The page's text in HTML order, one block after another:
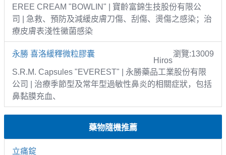
EREE CREAM "BOWLIN" | 寶齡富錦生技股份有限公
司 | 急救、預防及減緩皮膚刀傷、刮傷、燙傷之感染；治
療皮膚表淺性黴菌感染
永勝 喜洛緩釋微粒膠囊 瀏覽:13009
Hiros
S.R.M. Capsules "EVEREST" | 永勝藥品工業股份有限
公司 | 治療季節型及常年型過敏性鼻炎的相關症狀，包括
鼻黏膜充血、
藥物隨機推薦
立痛錠